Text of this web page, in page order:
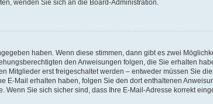
wenden Sie sich an die Board-Administration.
haben. Wenn diese stimmen, dann gibt es zwei
den Anweisungen folgen, die Sie erhalten
erst freigeschaltet werden – entweder müssen Sie
Mail erhalten haben, folgen Sie den dort enthaltenen
Sie sich sicher sind, dass Ihre E-Mail-Adresse korrekt